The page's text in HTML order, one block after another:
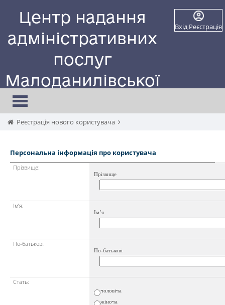
Центр надання
адміністративних
послуг
Малоданилівської
селищної ради
Сайт працює в тестовому режимі
Вхід Реєстрація
Toggle
navigation
Реєстрація нового користувача
Персональна інформація про користувача
Прізвище:
Прізвище
Ім’я:
Ім’я
По-батькові:
По-батькові
Стать:
чоловіча
жіноча